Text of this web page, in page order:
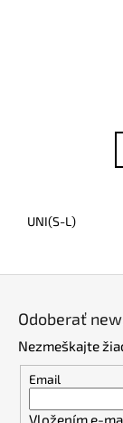
UNI(S-L)
Odoberať
Nezmeškajte
Email
Vložením e-